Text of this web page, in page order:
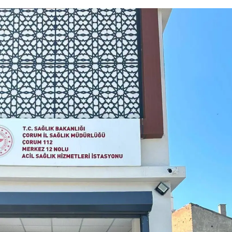
Isparta
Mersin
İstanbul
İzmir
Kars
Kastamonu
Kayseri
Kırşehir
Kocaeli
Konya